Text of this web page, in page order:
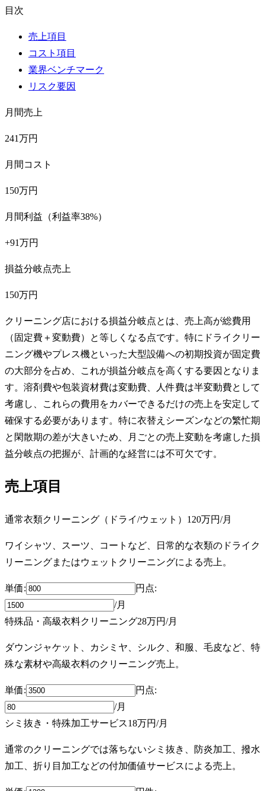
目次
売上項目
コスト項目
業界ベンチマーク
リスク要因
月間売上
241万円
月間コスト
150万円
月間利益（利益率38%）
+91万円
損益分岐点売上
150万円
クリーニング店における損益分岐点とは、売上高が総費用
（固定費＋変動費）と等しくなる点です。特にドライクリー
ニング機やプレス機といった大型設備への初期投資が固定費
の大部分を占め、これが損益分岐点を高くする要因となりま
す。溶剤費や包装資材費は変動費、人件費は半変動費として
考慮し、これらの費用をカバーできるだけの売上を安定して
確保する必要があります。特に衣替えシーズンなどの繁忙期
と閑散期の差が大きいため、月ごとの売上変動を考慮した損
益分岐点の把握が、計画的な経営には不可欠です。
売上項目
通常衣類クリーニング（ドライ/ウェット） 120万円/月
ワイシャツ、スーツ、コートなど、日常的な衣類のドライク
リーニングまたはウェットクリーニングによる売上。
単価: 円 点:
/月
特殊品・高級衣料クリーニング28万円/月
ダウンジャケット、カシミヤ、シルク、和服、毛皮など、特
殊な素材や高級衣料のクリーニング売上。
単価: 円 点:
/月
シミ抜き・特殊加工サービス18万円/月
通常のクリーニングでは落ちないシミ抜き、防炎加工、撥水
加工、折り目加工などの付加価値サービスによる売上。